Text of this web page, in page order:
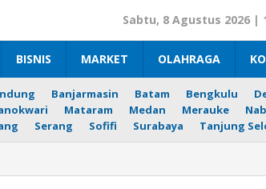
Sabtu, 8 Agustus 2026 |
BISNIS MARKET OLAHRAGA
Banjarmasin Batam Bengkulu
Mataram Medan Merauke
Serang Sofifi Surabaya Tanjung